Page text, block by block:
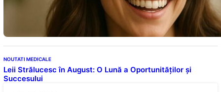
Descoperiri recente despre beneficiile
consumului zilnic
NOUTATI MEDICALE
Leii Strălucesc în August: O Lună a Oportunităților și
Succesului